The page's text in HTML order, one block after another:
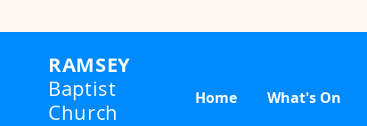
RAMSEY
Baptist
Church
Home What's On